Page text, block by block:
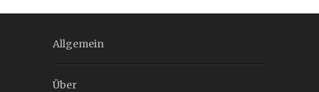
Allgemein
Über